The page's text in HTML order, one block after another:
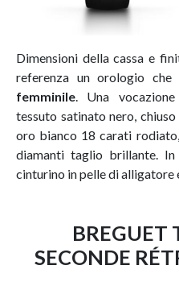
Dimensioni della cassa e
referenza un orologio che
femminile . Una
tessuto satinato nero,
oro bianco 18 carati rodiato,
diamanti taglio brillante.
cinturino in pelle di alligatore
BREGUET
SECONDE